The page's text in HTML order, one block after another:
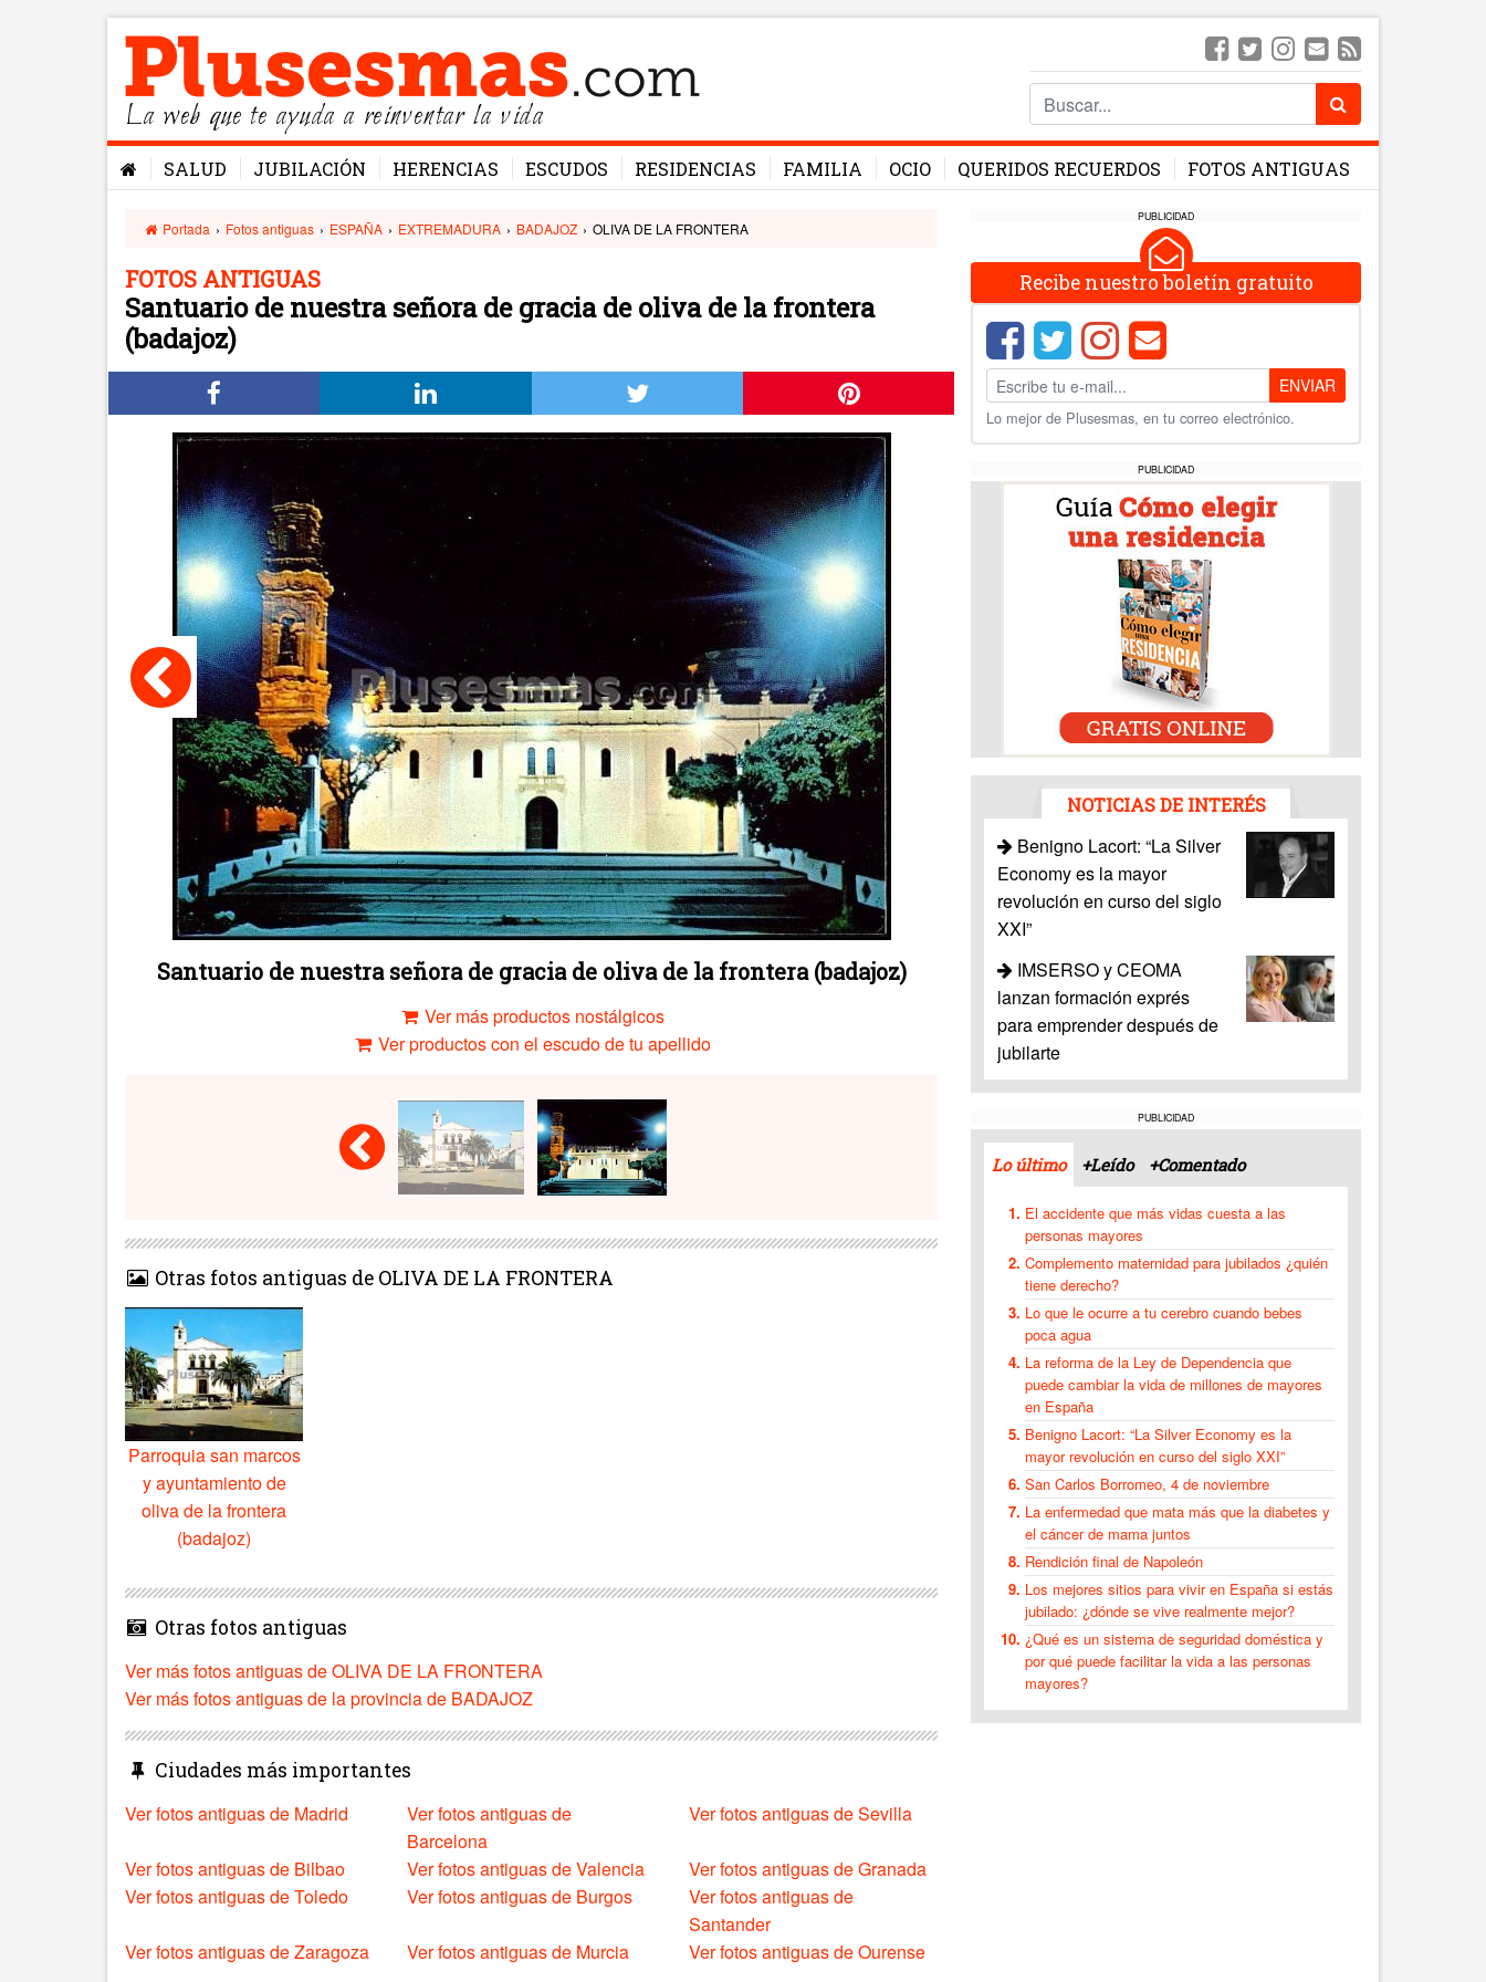
La web que te ayuda a reinventar la vida
SALUD JUBILACIÓN HERENCIAS ESCUDOS RESIDENCIAS FAMILIA OCIO QUERIDOS RECUERDOS FOTOS ANTIGUAS
Portada › Fotos antiguas › ESPAÑA › EXTREMADURA › BADAJOZ › OLIVA DE LA FRONTERA
FOTOS ANTIGUAS
Santuario de nuestra señora de gracia de oliva de la frontera
(badajoz)
Santuario de nuestra señora de gracia de oliva de la frontera (badajoz)
Ver más productos nostálgicos
Ver productos con el escudo de tu apellido
Otras fotos antiguas de OLIVA DE LA FRONTERA
Parroquia san marcos
y ayuntamiento de
oliva de la frontera
(badajoz)
Otras fotos antiguas
Ver más fotos antiguas de OLIVA DE LA FRONTERA
Ver más fotos antiguas de la provincia de BADAJOZ
Ciudades más importantes
Ver fotos antiguas de Madrid
Ver fotos antiguas de
Barcelona
Ver fotos antiguas de Sevilla
Ver fotos antiguas de Bilbao Ver fotos antiguas de Valencia
Ver fotos antiguas de Granada
Ver fotos antiguas de Toledo
Ver fotos antiguas de Burgos
Ver fotos antiguas de
Santander
Ver fotos antiguas de Zaragoza
Ver fotos antiguas de Murcia Ver fotos antiguas de Ourense
PUBLICIDAD
Recibe nuestro boletín gratuito
ENVIAR
Lo mejor de Plusesmas, en tu correo electrónico.
PUBLICIDAD
NOTICIAS DE INTERÉS
Benigno Lacort: “La Silver
Economy es la mayor
revolución en curso del siglo
XXI”
IMSERSO y CEOMA
lanzan formación exprés
para emprender después de
jubilarte
PUBLICIDAD
Lo último +Leído +Comentado
El accidente que más vidas cuesta a las
personas mayores
Complemento maternidad para jubilados ¿quién
tiene derecho?
Lo que le ocurre a tu cerebro cuando bebes
poca agua
La reforma de la Ley de Dependencia que
puede cambiar la vida de millones de mayores
en España
Benigno Lacort: “La Silver Economy es la
mayor revolución en curso del siglo XXI”
San Carlos Borromeo, 4 de noviembre
La enfermedad que mata más que la diabetes y
el cáncer de mama juntos
Rendición final de Napoleón
Los mejores sitios para vivir en España si estás
jubilado: ¿dónde se vive realmente mejor?
¿Qué es un sistema de seguridad doméstica y
por qué puede facilitar la vida a las personas
mayores?